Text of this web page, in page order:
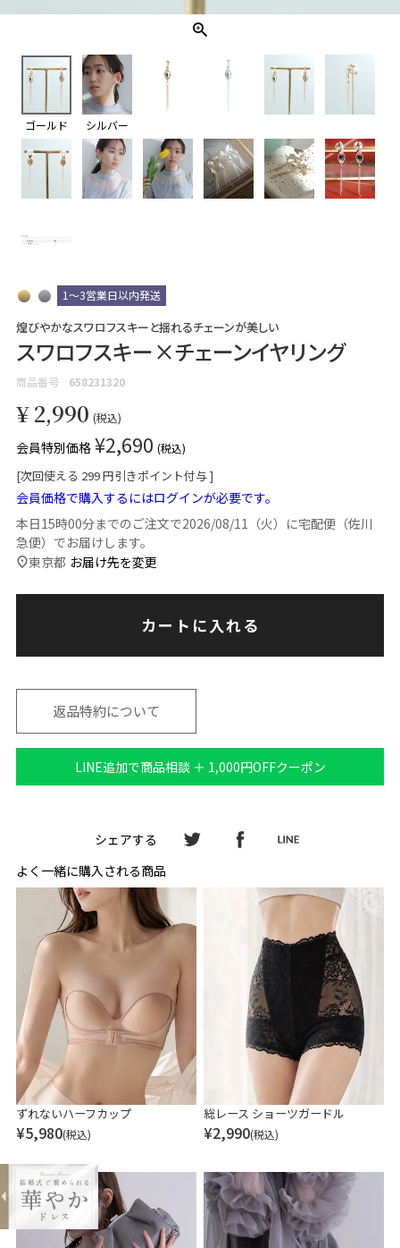
ゴールド シルバー
1～3営業日以内発送
煌びやかなスワロフスキーと揺れるチェーンが美しい
スワロフスキー×チェーンイヤリング
商品番号 658231320
¥ 2,990 税込
会員特別価格 ¥2,690 税込
[次回使える 299円引きポイント付与 ]
会員価格で購入するにはログインが必要です。
本日15時00分までのご注文で2026/08/11（火） に宅配便（佐川
急便） でお届けします。
東京都 お届け先を変更
カートに入れる
返品特約について
LINE追加で商品相談 ＋ 1,000円OFFクーポン
シェアする
よく一緒に購入される商品
ずれないハーフカップ
¥5,980(税込)
総レース ショーツガードル
¥2,990(税込)
expand_less
スワロフスキー×チェーンイヤリング
¥2,990
購入する